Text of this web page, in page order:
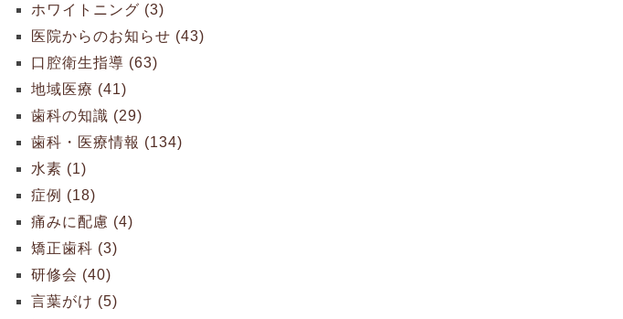
ホワイトニング (3)
医院からのお知らせ (43)
口腔衛生指導 (63)
地域医療 (41)
歯科の知識 (29)
歯科・医療情報 (134)
水素 (1)
症例 (18)
痛みに配慮 (4)
矯正歯科 (3)
研修会 (40)
言葉がけ (5)